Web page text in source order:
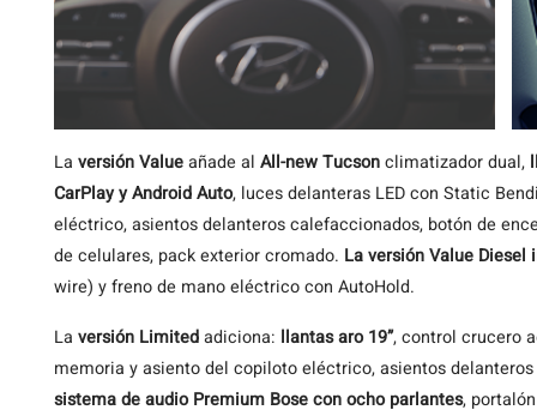
La versión Valueañade al All-new Tucsonclimatizador dual,
CarPlay y Android Auto, luces delanteras LED con Static
eléctrico, asientos delanteros calefaccionados, botón de
de celulares, pack exterior cromado. La versión Value
wire) y freno de mano eléctrico con AutoHold.
La versión Limitedadiciona: llantas aro 19”, control crucero
memoria y asiento del copiloto eléctrico, asientos
sistema de audio Premium Bose con ocho parlantes,